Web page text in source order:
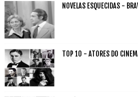
NOVELAS ESQUECIDAS -
TOP 10 - ATORES DO